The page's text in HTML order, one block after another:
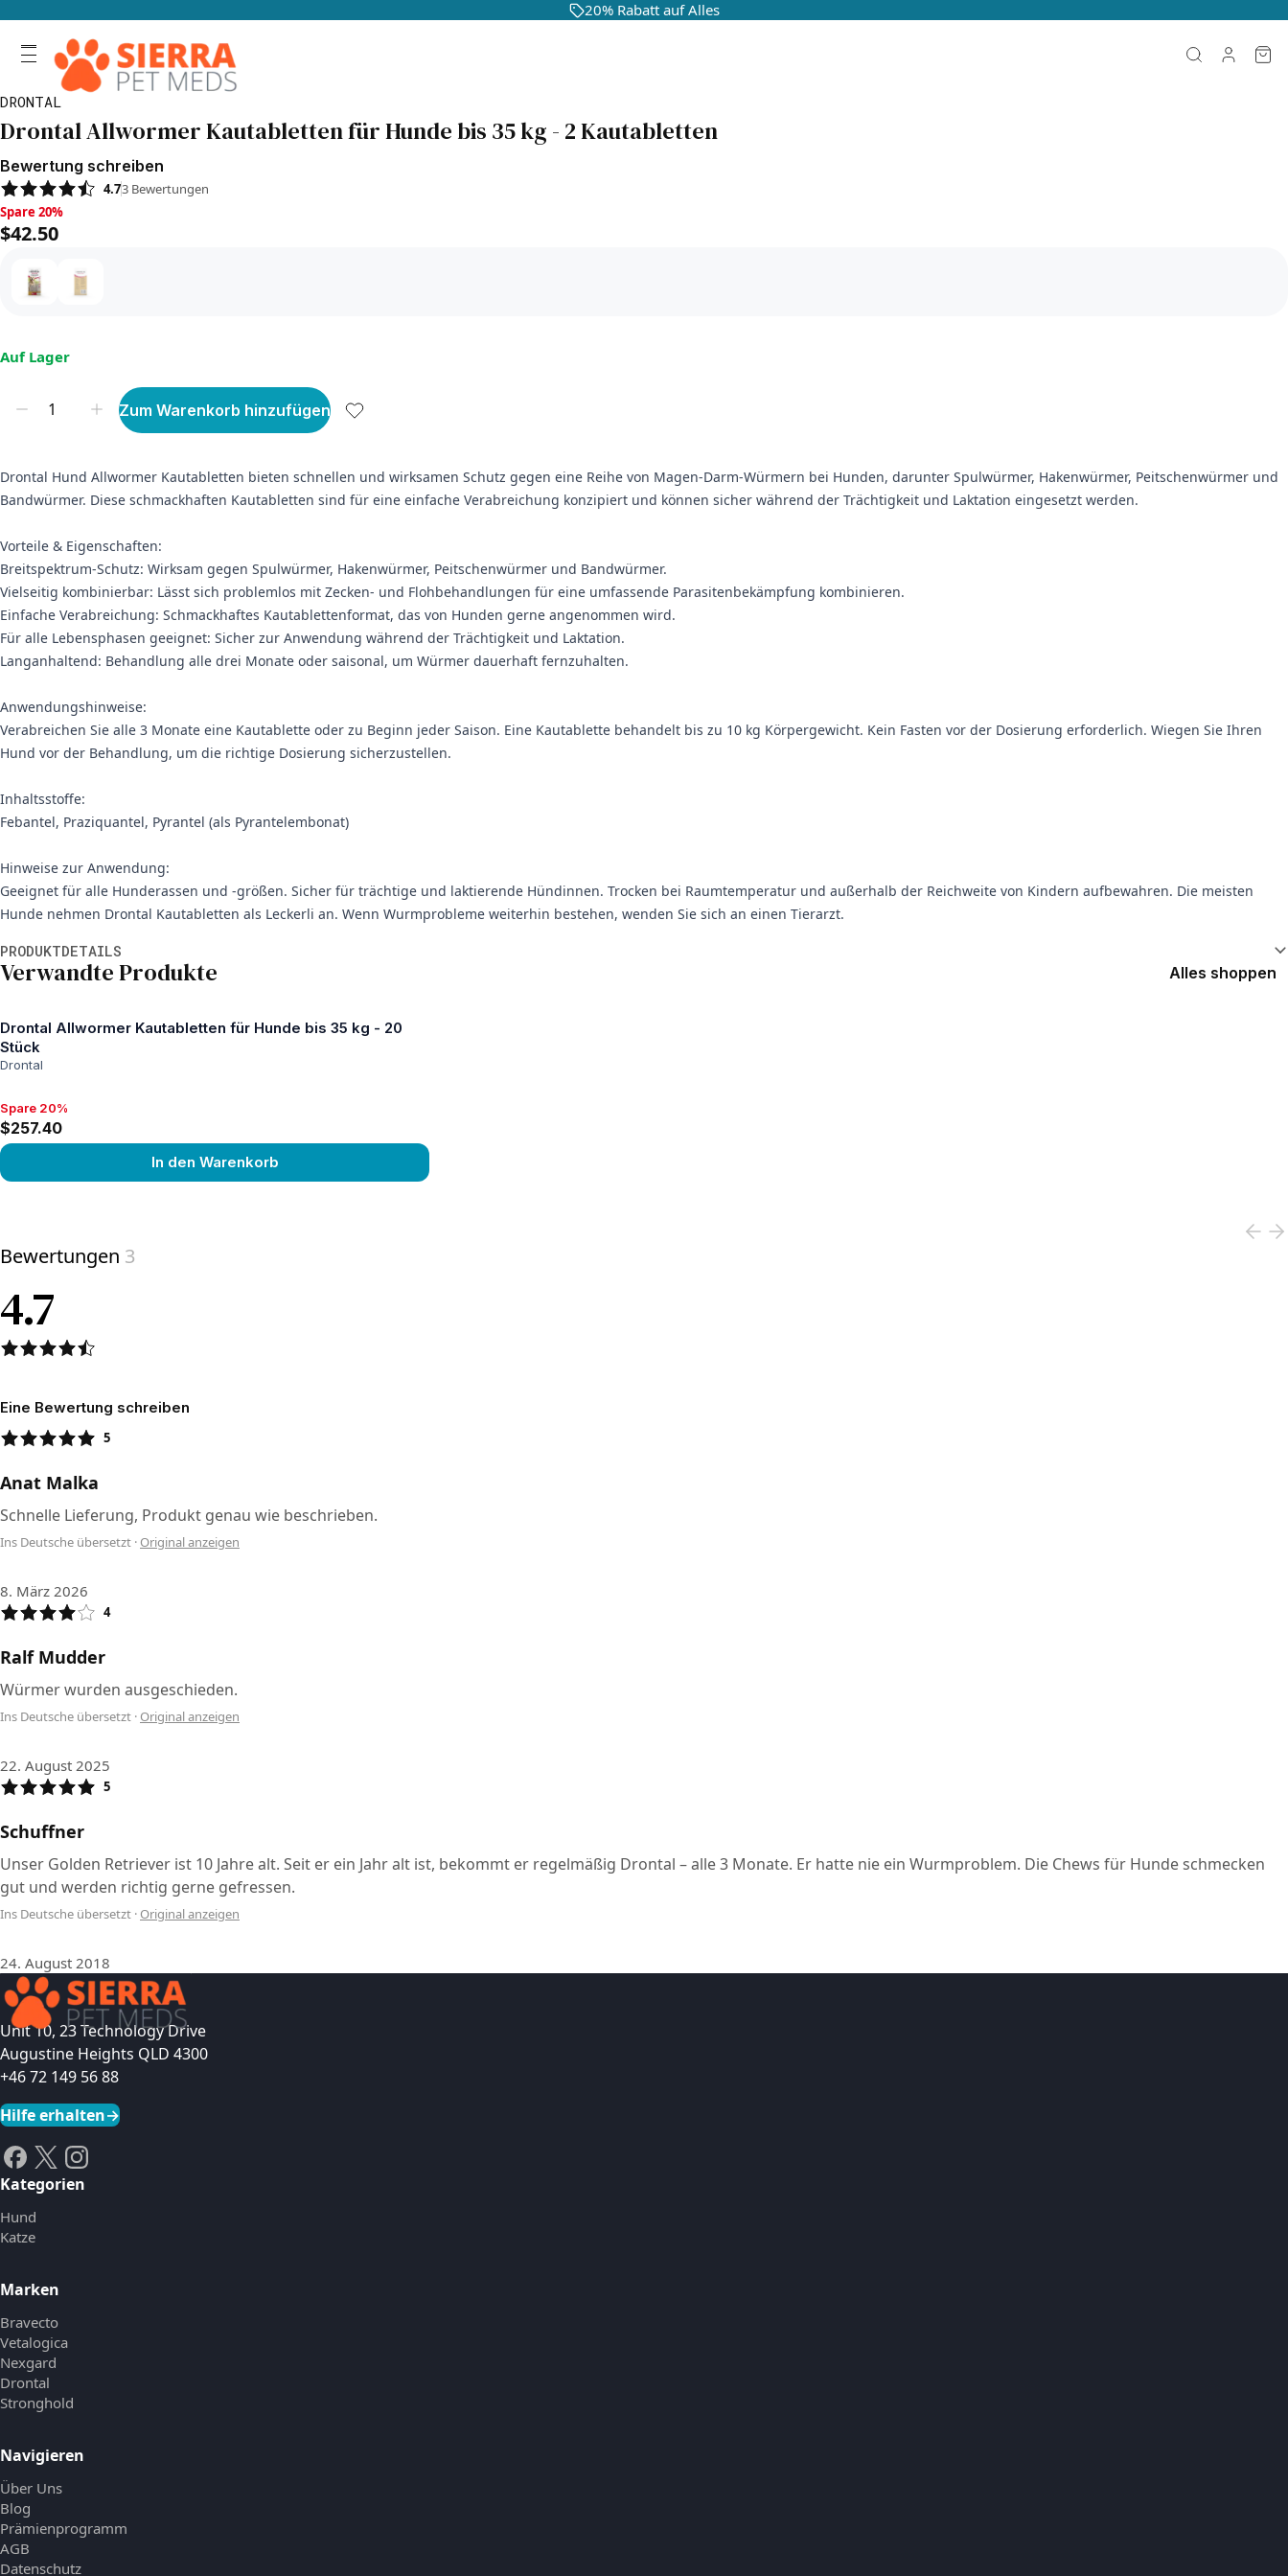
20% Rabatt auf Alles
DRONTAL
Drontal Allwormer Kautabletten für Hunde bis 35 kg - 2 Kautabletten
Bewertung schreiben
4.73 Bewertungen
Spare 20%, $42.50
Spare 20%
$42.50
Auf Lager
Zum Warenkorb hinzufügen
Drontal Hund Allwormer Kautabletten bieten schnellen und wirksamen Schutz gegen eine Reihe von Magen-Darm-Würmern bei Hunden, darunter Spulwürmer, Hakenwürmer, Peitschenwürmer und
Bandwürmer. Diese schmackhaften Kautabletten sind für eine einfache Verabreichung konzipiert und können sicher während der Trächtigkeit und Laktation eingesetzt werden.
Vorteile & Eigenschaften:
Breitspektrum-Schutz: Wirksam gegen Spulwürmer, Hakenwürmer, Peitschenwürmer und Bandwürmer.
Vielseitig kombinierbar: Lässt sich problemlos mit Zecken- und Flohbehandlungen für eine umfassende Parasitenbekämpfung kombinieren.
Einfache Verabreichung: Schmackhaftes Kautablettenformat, das von Hunden gerne angenommen wird.
Für alle Lebensphasen geeignet: Sicher zur Anwendung während der Trächtigkeit und Laktation.
Langanhaltend: Behandlung alle drei Monate oder saisonal, um Würmer dauerhaft fernzuhalten.
Anwendungshinweise:
Verabreichen Sie alle 3 Monate eine Kautablette oder zu Beginn jeder Saison. Eine Kautablette behandelt bis zu 10 kg Körpergewicht. Kein Fasten vor der Dosierung erforderlich. Wiegen Sie Ihren
Hund vor der Behandlung, um die richtige Dosierung sicherzustellen.
Inhaltsstoffe:
Febantel, Praziquantel, Pyrantel (als Pyrantelembonat)
Hinweise zur Anwendung:
Geeignet für alle Hunderassen und -größen. Sicher für trächtige und laktierende Hündinnen. Trocken bei Raumtemperatur und außerhalb der Reichweite von Kindern aufbewahren. Die meisten
Hunde nehmen Drontal Kautabletten als Leckerli an. Wenn Wurmprobleme weiterhin bestehen, wenden Sie sich an einen Tierarzt.
PRODUKTDETAILS
Verwandte Produkte Alles shoppen
Drontal Allwormer Kautabletten für Hunde bis 35 kg - 20
Stück
Drontal
Spare 20%, $257.40
Spare 20%
$257.40
In den Warenkorb
Bewertungen 3
4.7
Eine Bewertung schreiben
5
Anat Malka
Schnelle Lieferung, Produkt genau wie beschrieben.
Ins Deutsche übersetzt · Original anzeigen
8. März 2026
4
Ralf Mudder
Würmer wurden ausgeschieden.
Ins Deutsche übersetzt · Original anzeigen
22. August 2025
5
Schuffner
Unser Golden Retriever ist 10 Jahre alt. Seit er ein Jahr alt ist, bekommt er regelmäßig Drontal – alle 3 Monate. Er hatte nie ein Wurmproblem. Die Chews für Hunde schmecken
gut und werden richtig gerne gefressen.
Ins Deutsche übersetzt · Original anzeigen
24. August 2018
Unit 10, 23 Technology Drive
Augustine Heights QLD 4300
+46 72 149 56 88
Hilfe erhalten→
Kategorien
Hund
Katze
Marken
Bravecto
Vetalogica
Nexgard
Drontal
Stronghold
Navigieren
Über Uns
Blog
Prämienprogramm
AGB
Datenschutz